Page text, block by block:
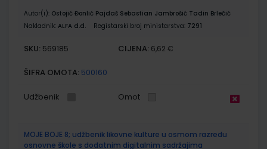
Autor(i): Ostojić Đonlić Pajdaš Sebastian Jambrošić Tadin Brlečić
Nakladnik: ALFA d.d. Registarski broj ministarstva: 7291
SKU: 569185 CIJENA: 6,62 €
ŠIFRA OMOTA: 500160
Udžbenik Omot
MOJE BOJE 8; udžbenik likovne kulture u osmom razredu
osnovne škole s dodatnim digitalnim sadržajima